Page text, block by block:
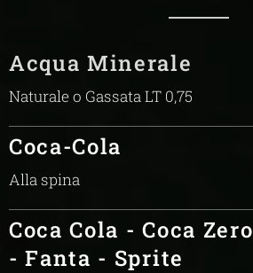
Acqua Minerale
Naturale o Gassata LT 0,75
Coca-Cola
Alla spina
Coca Cola - Coca Zero
- Fanta - Sprite